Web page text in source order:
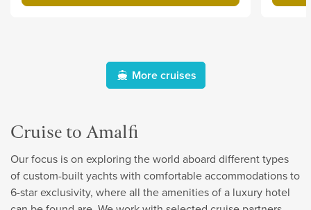
More cruises
Cruise to Amalfi
Our focus is on exploring the world aboard different types
of custom-built yachts with comfortable accommodations to
6-star exclusivity, where all the amenities of a luxury hotel